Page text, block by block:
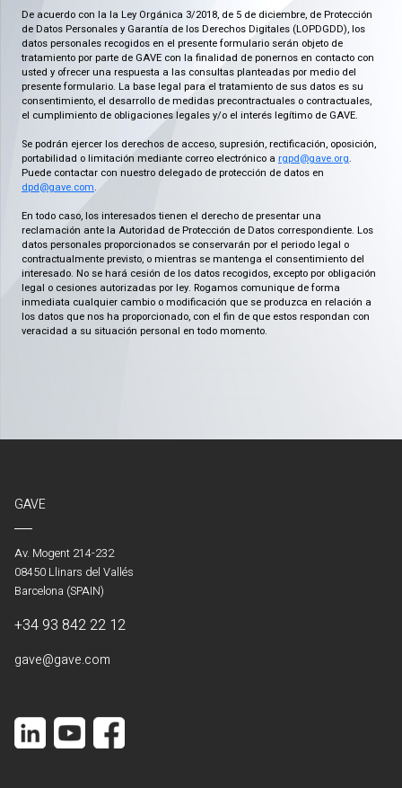
De acuerdo con la la Ley Orgánica 3/2018, de 5 de diciembre, de Protección
de Datos Personales y Garantía de los Derechos Digitales (LOPDGDD), los
datos personales recogidos en el presente formulario serán objeto de
tratamiento por parte de GAVE con la finalidad de ponernos en contacto con
usted y ofrecer una respuesta a las consultas planteadas por medio del
presente formulario. La base legal para el tratamiento de sus datos es su
consentimiento, el desarrollo de medidas precontractuales o contractuales,
el cumplimiento de obligaciones legales y/o el interés legítimo de GAVE.
Se podrán ejercer los derechos de acceso, supresión, rectificación, oposición,
portabilidad o limitación mediante correo electrónico a rgpd@gave.org.
Puede contactar con nuestro delegado de protección de datos en
dpd@gave.com.
En todo caso, los interesados tienen el derecho de presentar una
reclamación ante la Autoridad de Protección de Datos correspondiente. Los
datos personales proporcionados se conservarán por el periodo legal o
contractualmente previsto, o mientras se mantenga el consentimiento del
interesado. No se hará cesión de los datos recogidos, excepto por obligación
legal o cesiones autorizadas por ley. Rogamos comunique de forma
inmediata cualquier cambio o modificación que se produzca en relación a
los datos que nos ha proporcionado, con el fin de que estos respondan con
veracidad a su situación personal en todo momento.
GAVE
Av. Mogent 214-232
08450 Llinars del Vallés
Barcelona (SPAIN)
+34 93 842 22 12
gave@gave.com